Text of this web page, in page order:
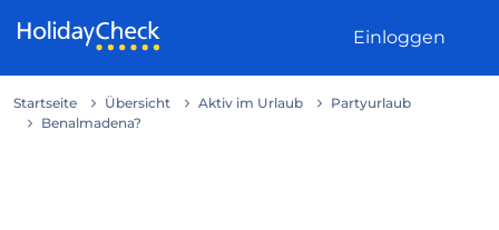
Einloggen
Startseite Übersicht Aktiv im Urlaub
Partyurlaub
Benalmadena?